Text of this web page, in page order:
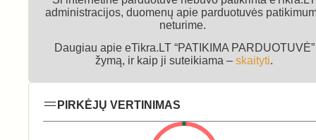
administracijos, duomenų apie parduotuvės
neturime.
Daugiau apie eTikra.LT “PATIKIMA PARDUOTUVĖ”
žymą, ir kaip ji suteikiama – skaityti.
PIRKĖJŲ VERTINIMAS